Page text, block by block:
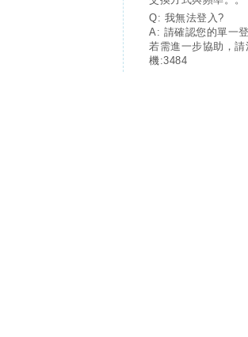
Q: 我無法登入?
A: 請確認您的單一
若需進一步協助，
機:3484